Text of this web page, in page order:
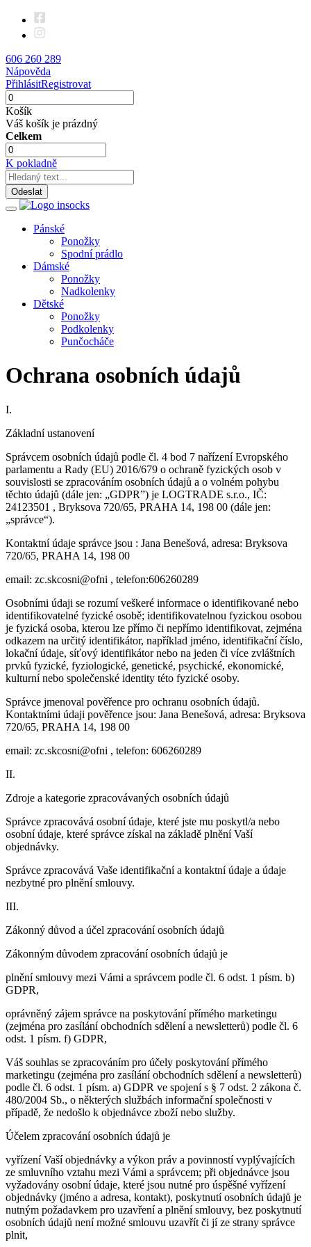
606 260 289
Nápověda
PřihlásitRegistrovat
Košík
Váš košík je prázdný
Celkem
K pokladně
Odeslat
Pánské
Ponožky
Spodní prádlo
Dámské
Ponožky
Nadkolenky
Dětské
Ponožky
Podkolenky
Punčocháče
Ochrana osobních údajů
I.
Základní ustanovení
Správcem osobních údajů podle čl. 4 bod 7 nařízení Evropského
parlamentu a Rady (EU) 2016/679 o ochraně fyzických osob v
souvislosti se zpracováním osobních údajů a o volném pohybu
těchto údajů (dále jen: „GDPR”) je LOGTRADE s.r.o., IČ:
24123501 , Bryksova 720/65, PRAHA 14, 198 00 (dále jen:
„správce“).
Kontaktní údaje správce jsou : Jana Benešová, adresa: Bryksova
720/65, PRAHA 14, 198 00
email: zc.skcosni@ofni , telefon:606260289
Osobními údaji se rozumí veškeré informace o identifikované nebo
identifikovatelné fyzické osobě; identifikovatelnou fyzickou osobou
je fyzická osoba, kterou lze přímo či nepřímo identifikovat, zejména
odkazem na určitý identifikátor, například jméno, identifikační číslo,
lokační údaje, síťový identifikátor nebo na jeden či více zvláštních
prvků fyzické, fyziologické, genetické, psychické, ekonomické,
kulturní nebo společenské identity této fyzické osoby.
Správce jmenoval pověřence pro ochranu osobních údajů.
Kontaktními údaji pověřence jsou: Jana Benešová, adresa: Bryksova
720/65, PRAHA 14, 198 00
email: zc.skcosni@ofni , telefon: 606260289
II.
Zdroje a kategorie zpracovávaných osobních údajů
Správce zpracovává osobní údaje, které jste mu poskytl/a nebo
osobní údaje, které správce získal na základě plnění Vaší
objednávky.
Správce zpracovává Vaše identifikační a kontaktní údaje a údaje
nezbytné pro plnění smlouvy.
III.
Zákonný důvod a účel zpracování osobních údajů
Zákonným důvodem zpracování osobních údajů je
plnění smlouvy mezi Vámi a správcem podle čl. 6 odst. 1 písm. b)
GDPR,
oprávněný zájem správce na poskytování přímého marketingu
(zejména pro zasílání obchodních sdělení a newsletterů) podle čl. 6
odst. 1 písm. f) GDPR,
Váš souhlas se zpracováním pro účely poskytování přímého
marketingu (zejména pro zasílání obchodních sdělení a newsletterů)
podle čl. 6 odst. 1 písm. a) GDPR ve spojení s § 7 odst. 2 zákona č.
480/2004 Sb., o některých službách informační společnosti v
případě, že nedošlo k objednávce zboží nebo služby.
Účelem zpracování osobních údajů je
vyřízení Vaší objednávky a výkon práv a povinností vyplývajících
ze smluvního vztahu mezi Vámi a správcem; při objednávce jsou
vyžadovány osobní údaje, které jsou nutné pro úspěšné vyřízení
objednávky (jméno a adresa, kontakt), poskytnutí osobních údajů je
nutným požadavkem pro uzavření a plnění smlouvy, bez poskytnutí
osobních údajů není možné smlouvu uzavřít či jí ze strany správce
plnit,